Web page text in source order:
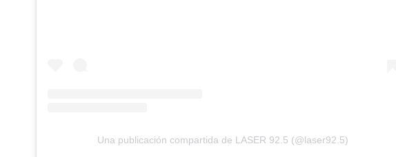
Una publicación compartida de LASER 92.5 (@laser92.5)